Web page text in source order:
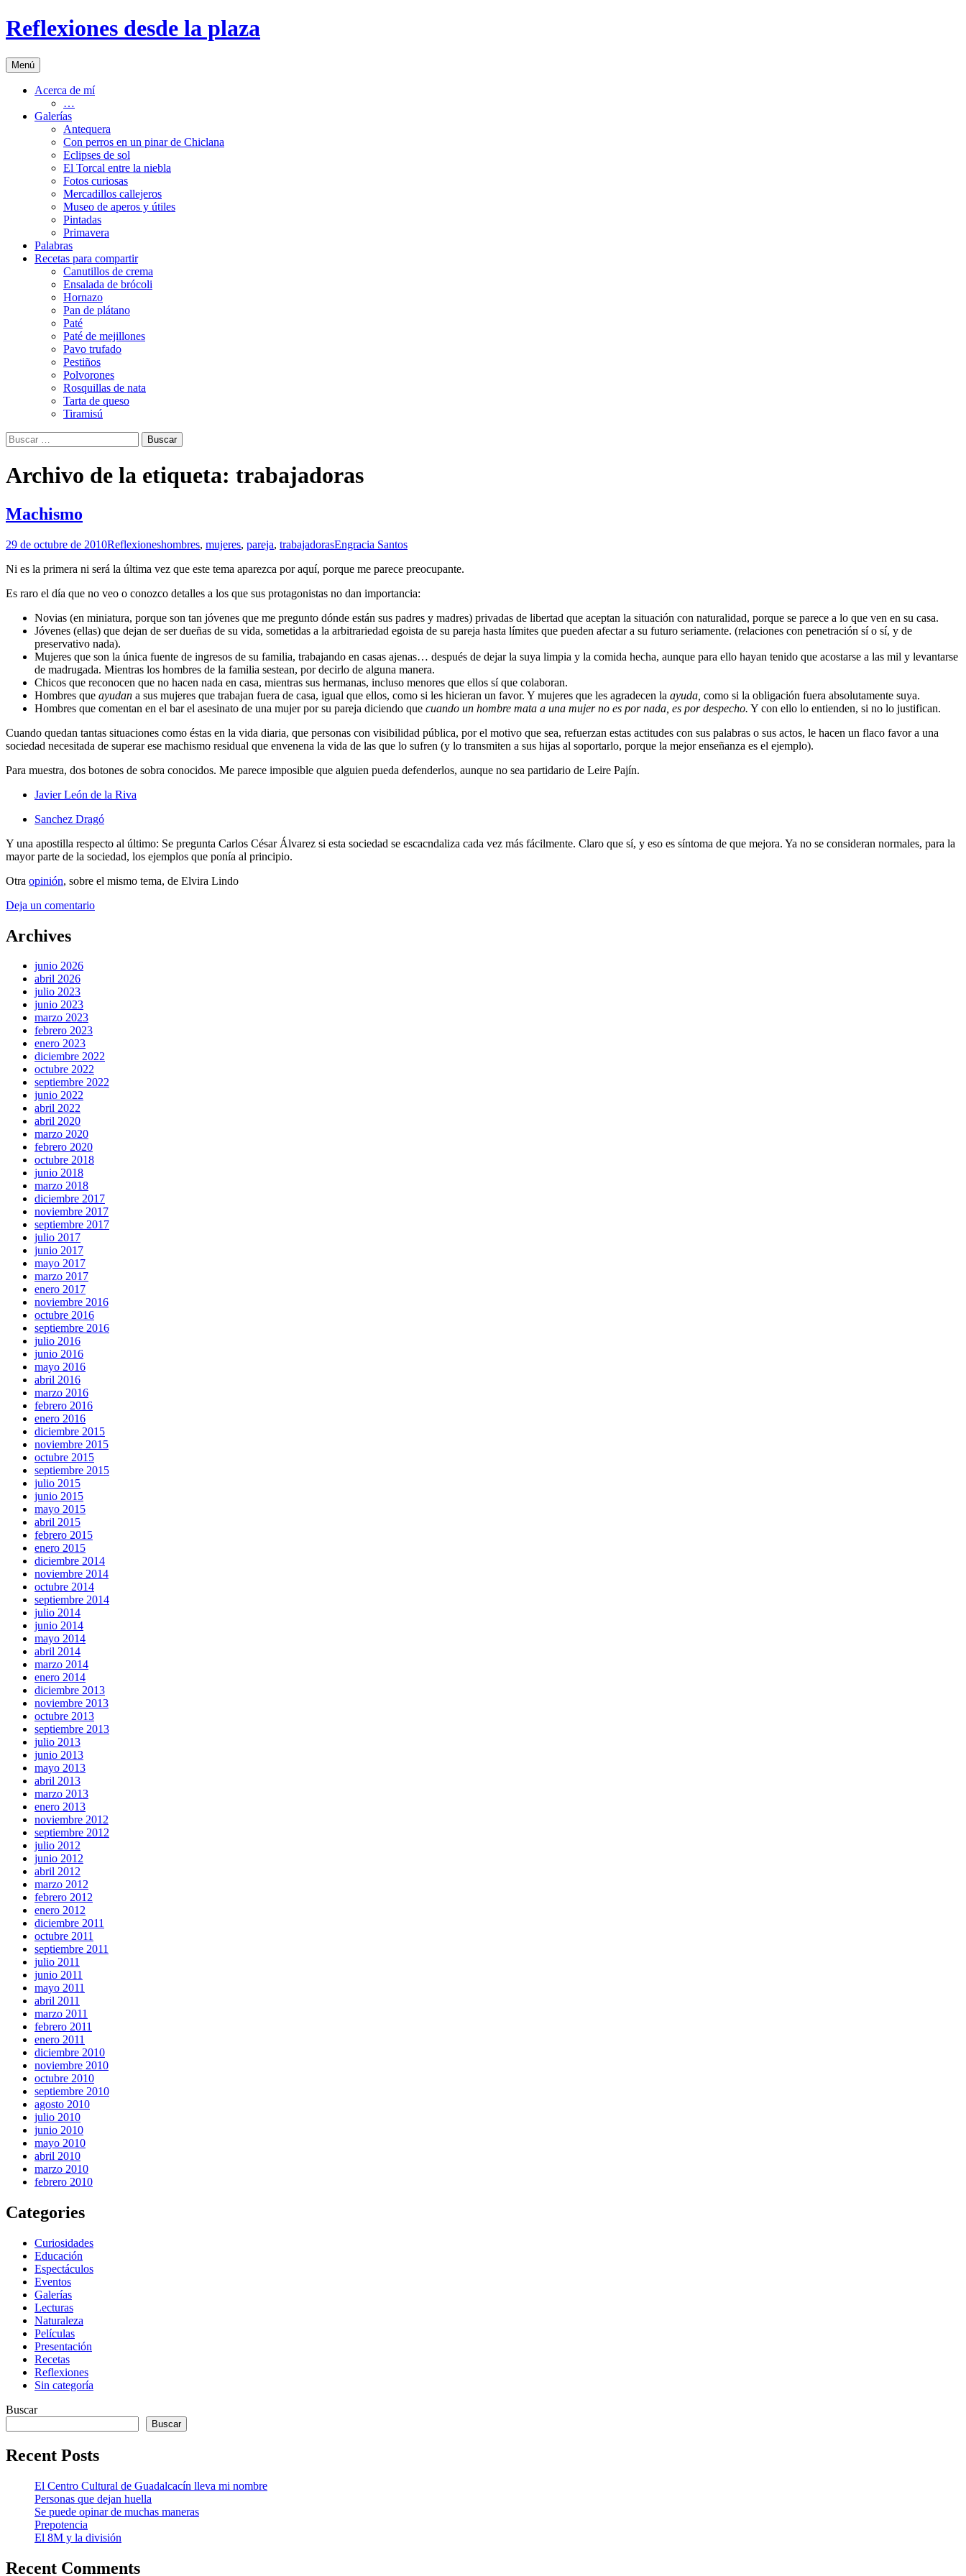
Saltar
al
Reflexiones desde la plaza
Menú
Acerca de mí
…
Galerías
Antequera
Con perros en un pinar de Chiclana
Eclipses de sol
El Torcal entre la niebla
Fotos curiosas
Mercadillos callejeros
Museo de aperos y útiles
Pintadas
Primavera
Palabras
Recetas para compartir
Canutillos de crema
Ensalada de brócoli
Hornazo
Pan de plátano
Paté
Paté de mejillones
Pavo trufado
Pestiños
Polvorones
Rosquillas de nata
Tarta de queso
Tiramisú
Buscar:
Archivo de la etiqueta: trabajadoras
Machismo
29 de octubre de 2010Reflexioneshombres, mujeres, pareja, trabajadorasEngracia Santos
Ni es la primera ni será la última vez que este tema aparezca por aquí, porque me parece preocupante.
Es raro el día que no veo o conozco detalles a los que sus protagonistas no dan importancia:
Novias (en miniatura, porque son tan jóvenes que me pregunto dónde están sus padres y madres) privadas de libertad que aceptan la situación con naturalidad, porque se parece a lo que ven en su casa.
Jóvenes (ellas) que dejan de ser dueñas de su vida, sometidas a la arbitrariedad egoista de su pareja hasta límites que pueden afectar a su futuro seriamente. (relaciones con penetración sí o sí, y de
preservativo nada).
Mujeres que son la única fuente de ingresos de su familia, trabajando en casas ajenas… después de dejar la suya limpia y la comida hecha, aunque para ello hayan tenido que acostarse a las mil y levantarse
de madrugada. Mientras los hombres de la familia sestean, por decirlo de alguna manera.
Chicos que reconocen que no hacen nada en casa, mientras sus hermanas, incluso menores que ellos sí que colaboran.
Hombres que ayudan a sus mujeres que trabajan fuera de casa, igual que ellos, como si les hicieran un favor. Y mujeres que les agradecen la ayuda, como si la obligación fuera absolutamente suya.
Hombres que comentan en el bar el asesinato de una mujer por su pareja diciendo que cuando un hombre mata a una mujer no es por nada, es por despecho. Y con ello lo entienden, si no lo justifican.
Cuando quedan tantas situaciones como éstas en la vida diaria, que personas con visibilidad pública, por el motivo que sea, refuerzan estas actitudes con sus palabras o sus actos, le hacen un flaco favor a una
sociedad necesitada de superar ese machismo residual que envenena la vida de las que lo sufren (y lo transmiten a sus hijas al soportarlo, porque la mejor enseñanza es el ejemplo).
Para muestra, dos botones de sobra conocidos. Me parece imposible que alguien pueda defenderlos, aunque no sea partidario de Leire Pajín.
Javier León de la Riva
Sanchez Dragó
Y una apostilla respecto al último: Se pregunta Carlos César Álvarez si esta sociedad se escacndaliza cada vez más fácilmente. Claro que sí, y eso es síntoma de que mejora. Ya no se consideran normales, para la
mayor parte de la sociedad, los ejemplos que ponía al principio.
Otra opinión, sobre el mismo tema, de Elvira Lindo
Deja un comentario
Archives
junio 2026
abril 2026
julio 2023
junio 2023
marzo 2023
febrero 2023
enero 2023
diciembre 2022
octubre 2022
septiembre 2022
junio 2022
abril 2022
abril 2020
marzo 2020
febrero 2020
octubre 2018
junio 2018
marzo 2018
diciembre 2017
noviembre 2017
septiembre 2017
julio 2017
junio 2017
mayo 2017
marzo 2017
enero 2017
noviembre 2016
octubre 2016
septiembre 2016
julio 2016
junio 2016
mayo 2016
abril 2016
marzo 2016
febrero 2016
enero 2016
diciembre 2015
noviembre 2015
octubre 2015
septiembre 2015
julio 2015
junio 2015
mayo 2015
abril 2015
febrero 2015
enero 2015
diciembre 2014
noviembre 2014
octubre 2014
septiembre 2014
julio 2014
junio 2014
mayo 2014
abril 2014
marzo 2014
enero 2014
diciembre 2013
noviembre 2013
octubre 2013
septiembre 2013
julio 2013
junio 2013
mayo 2013
abril 2013
marzo 2013
enero 2013
noviembre 2012
septiembre 2012
julio 2012
junio 2012
abril 2012
marzo 2012
febrero 2012
enero 2012
diciembre 2011
octubre 2011
septiembre 2011
julio 2011
junio 2011
mayo 2011
abril 2011
marzo 2011
febrero 2011
enero 2011
diciembre 2010
noviembre 2010
octubre 2010
septiembre 2010
agosto 2010
julio 2010
junio 2010
mayo 2010
abril 2010
marzo 2010
febrero 2010
Categories
Curiosidades
Educación
Espectáculos
Eventos
Galerías
Lecturas
Naturaleza
Películas
Presentación
Recetas
Reflexiones
Sin categoría
Buscar
Buscar
Recent Posts
El Centro Cultural de Guadalcacín lleva mi nombre
Personas que dejan huella
Se puede opinar de muchas maneras
Prepotencia
El 8M y la división
Recent Comments